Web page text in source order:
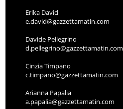
Erika David
e.david@gazzettamatin.com
Davide Pellegrino
d.pellegrino@gazzettamatin.com
Cinzia Timpano
c.timpano@gazzettamatin.com
Arianna Papalia
a.papalia@gazzettamatin.com